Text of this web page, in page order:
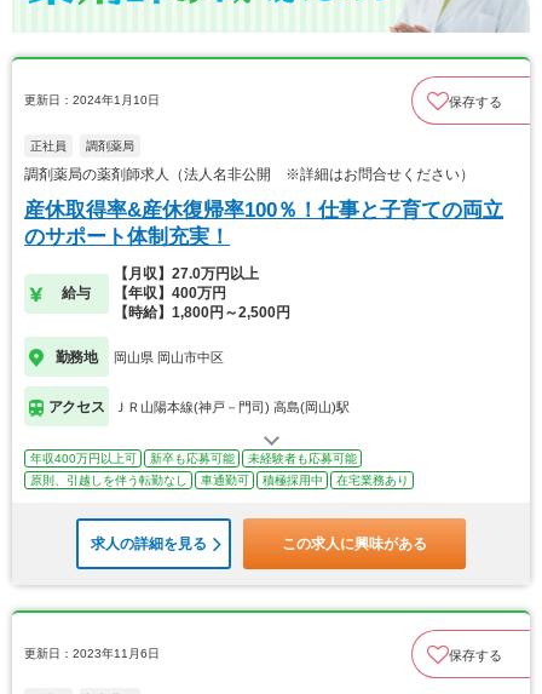
更新日：2024年1月10日 保存する
正社員 調剤薬局
調剤薬局の薬剤師求人（法人名非公開 ※詳細はお問合せください）
産休取得率&産休復帰率100％！仕事と子育ての両立
のサポート体制充実！
給与
【月収】27.0万円以上
【年収】400万円
【時給】1,800円～2,500円
勤務地 岡山県 岡山市中区
アクセス ＪＲ山陽本線(神戸－門司) 高島(岡山)駅
年収400万円以上可 新卒も応募可能
未経験者も応募可能
原則、引越しを伴う転勤なし
車通勤可 積極採用中 在宅業務あり
求人の詳細を見る この求人に興味がある
更新日：2023年11月6日 保存する